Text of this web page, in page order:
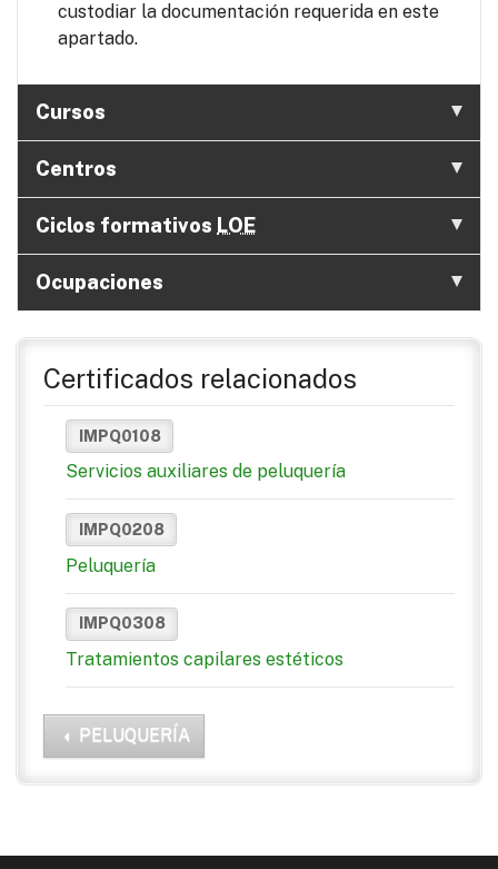
custodiar la documentación requerida en este
apartado.
Cursos
Centros
Ciclos formativos LOE
Ocupaciones
Certificados relacionados
IMPQ0108
Servicios auxiliares de peluquería
IMPQ0208
Peluquería
IMPQ0308
Tratamientos capilares estéticos
PELUQUERÍA